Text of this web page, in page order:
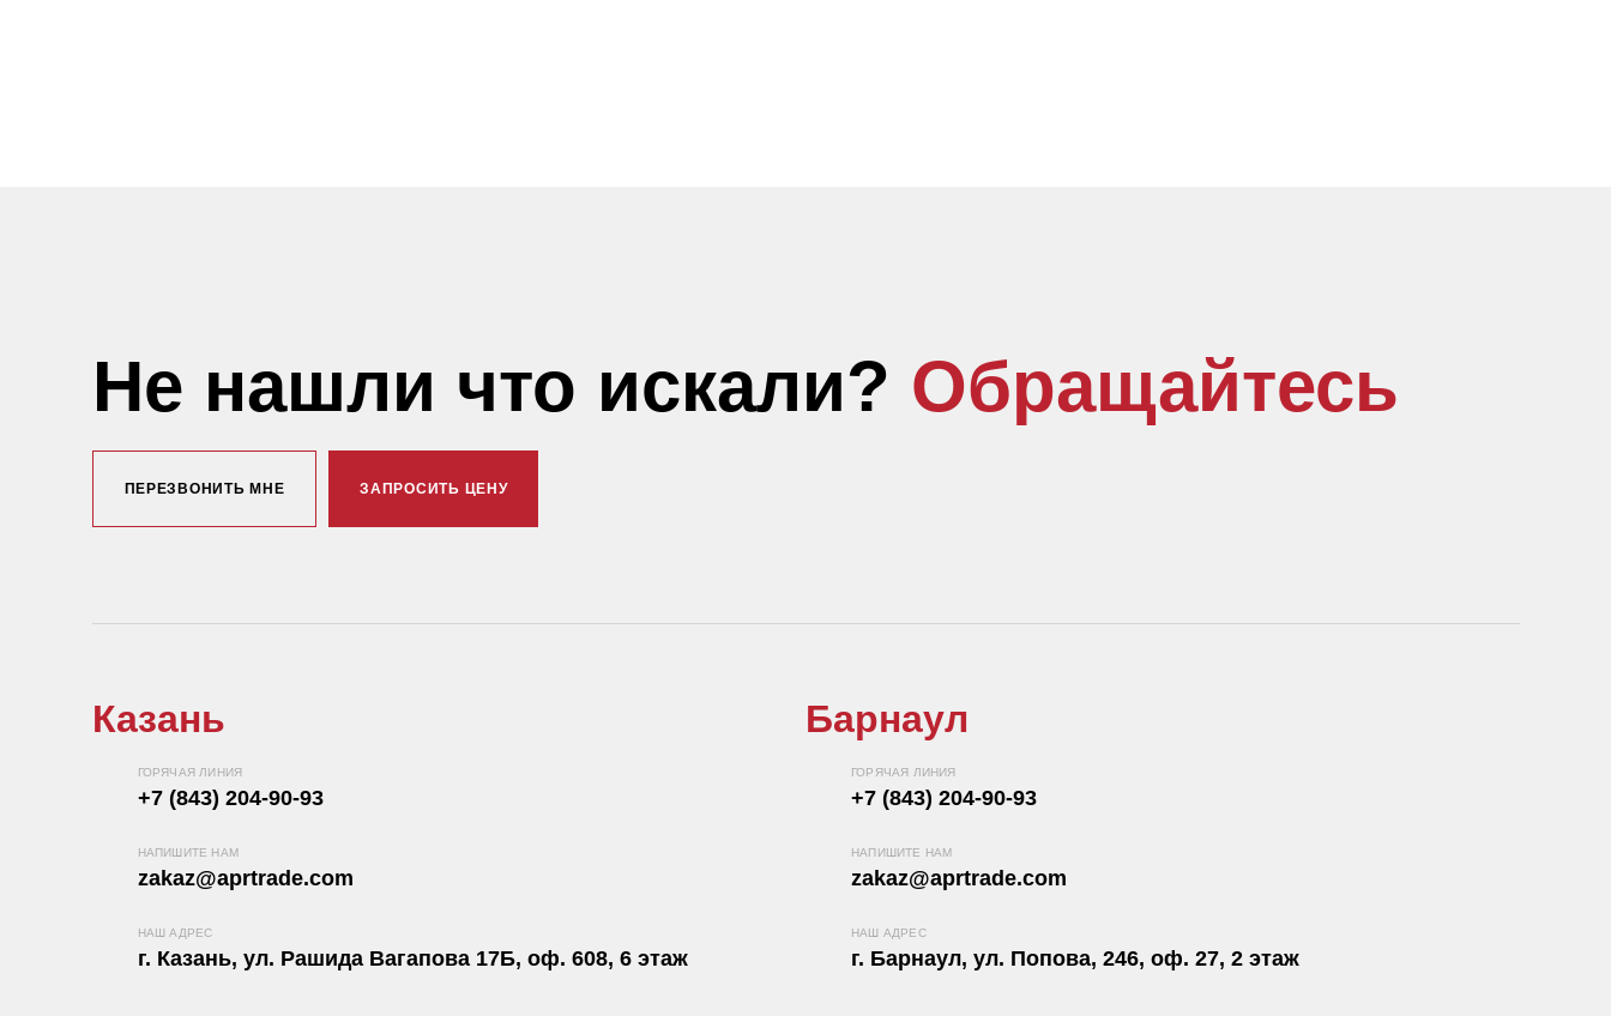
Не нашли что искали? Обращайтесь
ПЕРЕЗВОНИТЬ МНЕ ЗАПРОСИТЬ ЦЕНУ
Казань
ГОРЯЧАЯ ЛИНИЯ
+7 (843) 204-90-93
НАПИШИТЕ НАМ
zakaz@aprtrade.com
НАШ АДРЕС
г. Казань, ул. Рашида Вагапова 17Б, оф. 608, 6 этаж
Барнаул
ГОРЯЧАЯ ЛИНИЯ
+7 (843) 204-90-93
НАПИШИТЕ НАМ
zakaz@aprtrade.com
НАШ АДРЕС
г. Барнаул, ул. Попова, 246, оф. 27, 2 этаж